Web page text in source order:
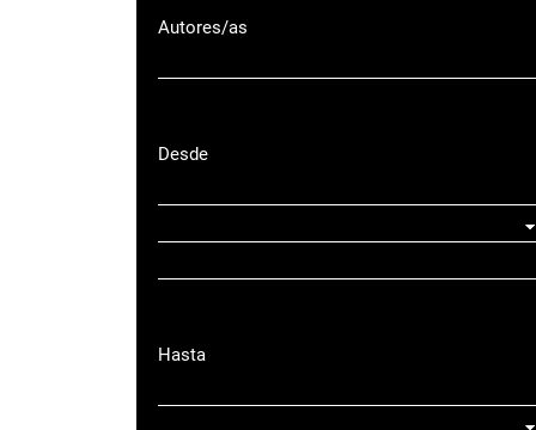
Autores/as
Desde
Hasta